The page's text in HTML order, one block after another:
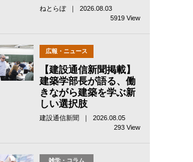
ねとらぼ ｜ 2026.08.03
5919 View
広報・ニュース
【建設通信新聞掲載】
建築学部長が語る、働
きながら建築を学ぶ新
しい選択肢
建設通信新聞 ｜ 2026.08.05
293 View
雑学・コラム